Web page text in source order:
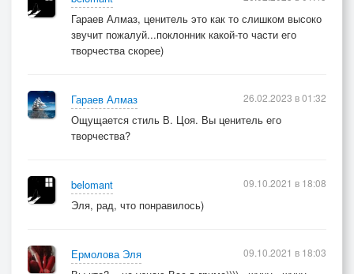
Гараев Алмаз, ценитель это как то слишком высоко
звучит пожалуй...поклонник какой-то части его
творчества скорее)
Гараев Алмаз
Ощущается стиль В. Цоя. Вы ценитель его
творчества?
26.02.2023 в 01:32
belomant
Эля, рад, что понравилось)
09.10.2021 в 18:08
Ермолова Эля
09.10.2021 в 18:03